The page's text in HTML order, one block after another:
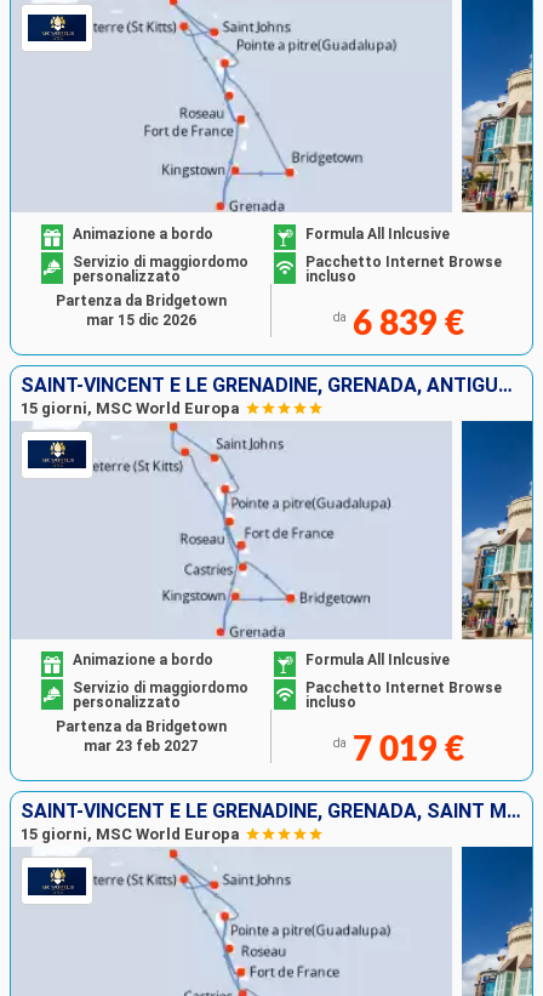
Animazione a bordo
Formula All Inlcusive
Servizio di maggiordomo
personalizzato
Pacchetto Internet Browse
incluso
da 6 839 €
Partenza da Bridgetown
mar 15 dic 2026
SAINT-VINCENT E LE GRENADINE, GRENADA, ANTIGUA E BARBUDA, SAINT MARTIN, DOMINICA, MARTINICA, GUADALUPA, SANTA LUCIA, BARBADOS
15 giorni, MSC World Europa
Animazione a bordo
Formula All Inlcusive
Servizio di maggiordomo
personalizzato
Pacchetto Internet Browse
incluso
da 7 019 €
Partenza da Bridgetown
mar 23 feb 2027
SAINT-VINCENT E LE GRENADINE, GRENADA, SAINT MARTIN, ANTIGUA E BARBUDA, DOMINICA, MARTINICA, GUADALUPA, SANTA LUCIA, BARBADOS
15 giorni, MSC World Europa